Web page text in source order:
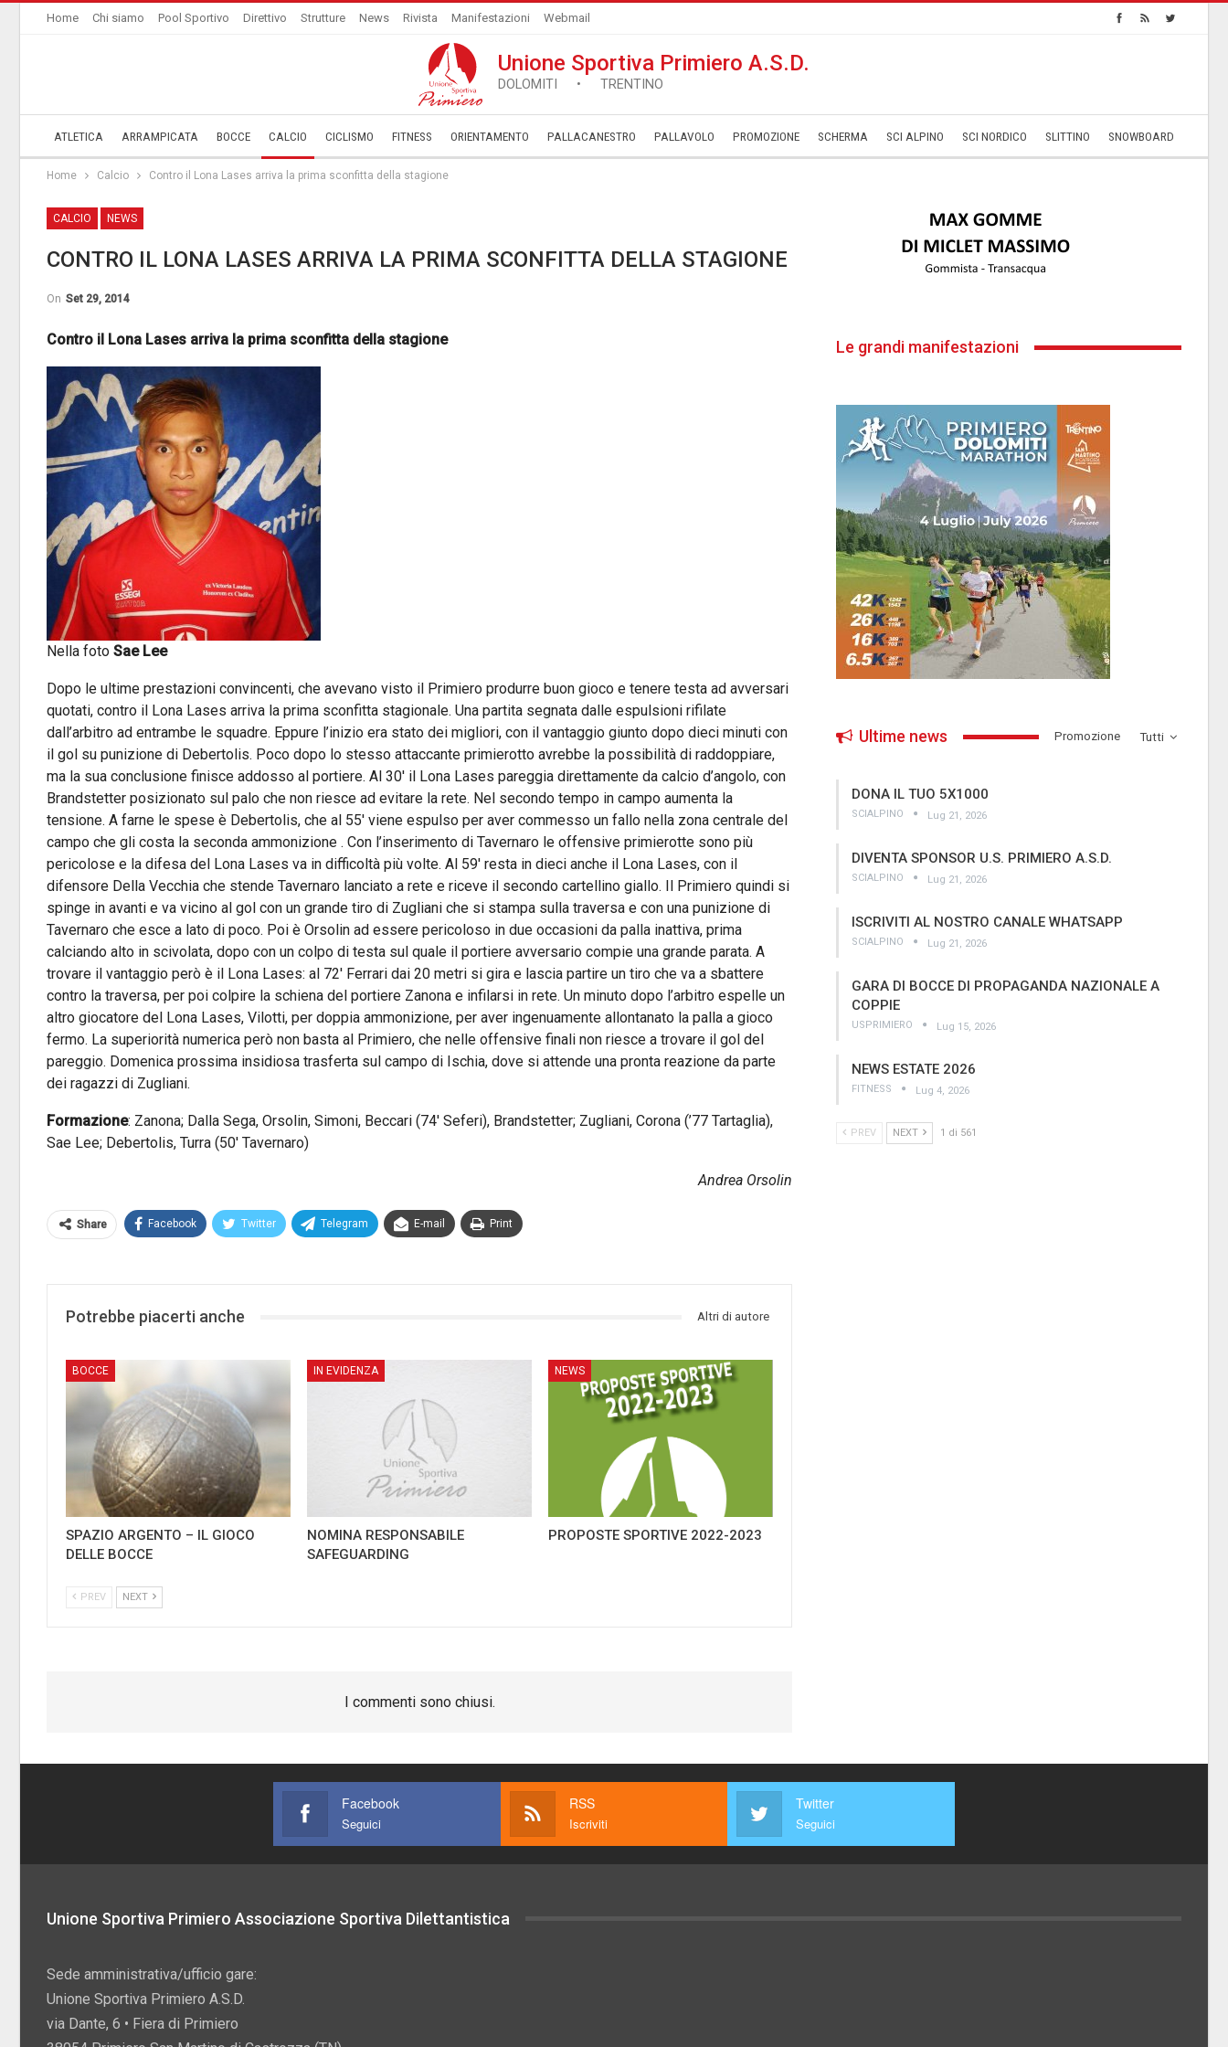
Home Chi siamo Pool Sportivo Direttivo Strutture News Rivista Manifestazioni Webmail
Unione Sportiva Primiero A.S.D.
DOLOMITI • TRENTINO
ATLETICA ARRAMPICATA BOCCE CALCIO CICLISMO FITNESS ORIENTAMENTO PALLACANESTRO PALLAVOLO ­PROMOZIONE SCHERMA SCI ALPINO SCI NORDICO SLITTINO SNOWBOARD
Home Calcio Contro il Lona Lases arriva la prima sconfitta della stagione
CALCIO NEWS
CONTRO IL LONA LASES ARRIVA LA PRIMA SCONFITTA DELLA STAGIONE
On Set 29, 2014
Contro il Lona Lases arriva la prima sconfitta della stagione
Nella foto Sae Lee
Dopo le ultime prestazioni convincenti, che avevano visto il Primiero produrre buon gioco e tenere testa ad avversari
quotati, contro il Lona Lases arriva la prima sconfitta stagionale. Una partita segnata dalle espulsioni rifilate
dall’arbitro ad entrambe le squadre. Eppure l’inizio era stato dei migliori, con il vantaggio giunto dopo dieci minuti con
il gol su punizione di Debertolis. Poco dopo lo stesso attaccante primierotto avrebbe la possibilità di raddoppiare,
ma la sua conclusione finisce addosso al portiere. Al 30′ il Lona Lases pareggia direttamente da calcio d’angolo, con
Brandstetter posizionato sul palo che non riesce ad evitare la rete. Nel secondo tempo in campo aumenta la
tensione. A farne le spese è Debertolis, che al 55′ viene espulso per aver commesso un fallo nella zona centrale del
campo che gli costa la seconda ammonizione . Con l’inserimento di Tavernaro le offensive primierotte sono più
pericolose e la difesa del Lona Lases va in difficoltà più volte. Al 59′ resta in dieci anche il Lona Lases, con il
difensore Della Vecchia che stende Tavernaro lanciato a rete e riceve il secondo cartellino giallo. Il Primiero quindi si
spinge in avanti e va vicino al gol con un grande tiro di Zugliani che si stampa sulla traversa e con una punizione di
Tavernaro che esce a lato di poco. Poi è Orsolin ad essere pericoloso in due occasioni da palla inattiva, prima
calciando alto in scivolata, dopo con un colpo di testa sul quale il portiere avversario compie una grande parata. A
trovare il vantaggio però è il Lona Lases: al 72′ Ferrari dai 20 metri si gira e lascia partire un tiro che va a sbattere
contro la traversa, per poi colpire la schiena del portiere Zanona e infilarsi in rete. Un minuto dopo l’arbitro espelle un
altro giocatore del Lona Lases, Vilotti, per doppia ammonizione, per aver ingenuamente allontanato la palla a gioco
fermo. La superiorità numerica però non basta al Primiero, che nelle offensive finali non riesce a trovare il gol del
pareggio. Domenica prossima insidiosa trasferta sul campo di Ischia, dove si attende una pronta reazione da parte
dei ragazzi di Zugliani.
Formazione: Zanona; Dalla Sega, Orsolin, Simoni, Beccari (74′ Seferi), Brandstetter; Zugliani, Corona (’77 Tartaglia),
Sae Lee; Debertolis, Turra (50′ Tavernaro)
Andrea Orsolin
Share Facebook Twitter Telegram E-mail Print
Potrebbe piacerti anche Altri di autore
BOCCE
SPAZIO ARGENTO – IL GIOCO
DELLE BOCCE
IN EVIDENZA
NOMINA RESPONSABILE
SAFEGUARDING
NEWS
PROPOSTE SPORTIVE 2022-2023
PREV NEXT
I commenti sono chiusi.
Le grandi manifestazioni
Tutti
Ultime news ­Promozione
DONA IL TUO 5X1000
SCIALPINO Lug 21, 2026
DIVENTA SPONSOR U.S. PRIMIERO A.S.D.
SCIALPINO Lug 21, 2026
ISCRIVITI AL NOSTRO CANALE WHATSAPP
SCIALPINO Lug 21, 2026
GARA DI BOCCE DI PROPAGANDA NAZIONALE A
COPPIE
USPRIMIERO Lug 15, 2026
NEWS ESTATE 2026
FITNESS Lug 4, 2026
PREV NEXT 1 di 561
Facebook
Seguici
RSS
Iscriviti
Twitter
Seguici
Unione Sportiva Primiero Associazione Sportiva Dilettantistica
Sede amministrativa/ufficio gare:
Unione Sportiva Primiero A.S.D.
via Dante, 6 • Fiera di Primiero